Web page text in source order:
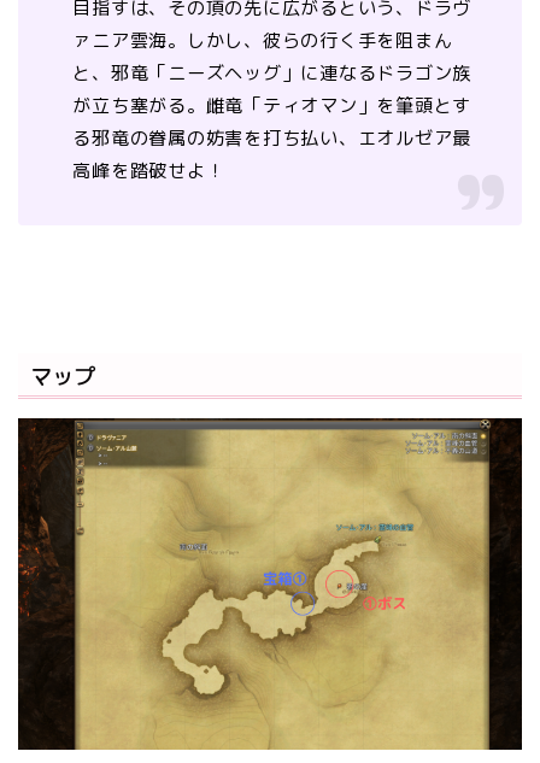
目指すは、その頂の先に広がるという、ドラヴ
ァニア雲海。しかし、彼らの行く手を阻まん
と、邪竜「ニーズヘッグ」に連なるドラゴン族
が立ち塞がる。雌竜「ティオマン」を筆頭とす
る邪竜の眷属の妨害を打ち払い、エオルゼア最
高峰を踏破せよ！
マップ